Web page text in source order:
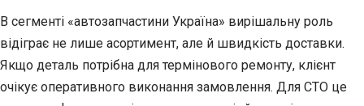
В сегменті «автозапчастини Україна» вирішальну роль
відіграє не лише асортимент, але й швидкість доставки.
Якщо деталь потрібна для термінового ремонту, клієнт
очікує оперативного виконання замовлення. Для СТО це